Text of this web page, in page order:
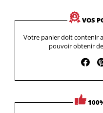
VOS
Votre panier doit contenir
pouvoir obtenir